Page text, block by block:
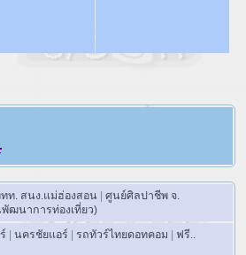
ท. สนง.แม่ฮ่องสอน | ศูนย์ศิลปาชีพ จ.
ฒนาการท่องเที่ยว)
| นครชัยแอร์ | รถทัวร์ไทยดอทคอม | ฟรี..